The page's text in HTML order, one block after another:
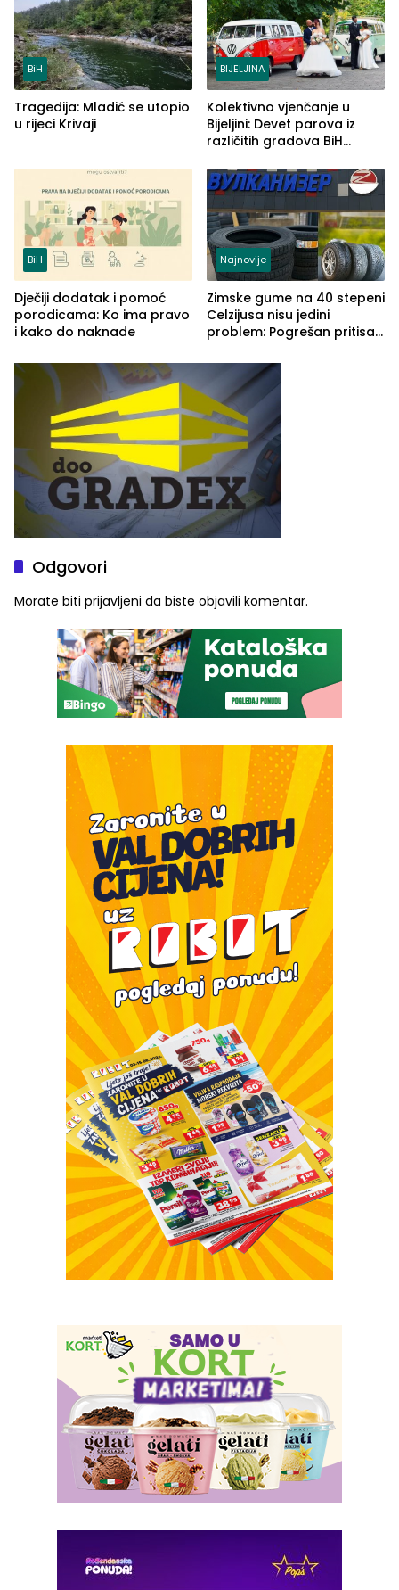
BiH
Tragedija: Mladić se utopio
u rijeci Krivaji
BIJELJINA
Kolektivno vjenčanje u
Bijeljini: Devet parova iz
različitih gradova BiH
BiH
Dječiji dodatak i pomoć
porodicama: Ko ima pravo
i kako do naknade
Najnovije
Zimske gume na 40 stepeni
Celzijusa nisu jedini
problem: Pogrešan pritisak
Odgovori
Morate biti prijavljeni da biste objavili komentar.